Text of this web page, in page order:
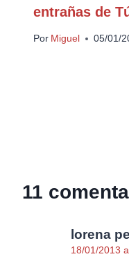
entrañas de
Por Miguel 05/01/
11
lorena
18/01/2013